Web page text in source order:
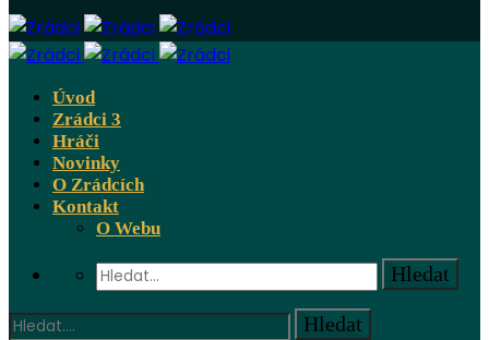
Úvod
Zrádci 3
Hráči
Novinky
O Zrádcích
Kontakt
O Webu